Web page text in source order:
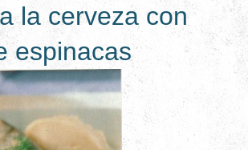
la cerveza con
espinacas